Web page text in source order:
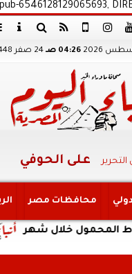
6546128129065693,
04:26 صـ 24 صفر 1448
على الحوفي
محافظات مصر
خلال شهر